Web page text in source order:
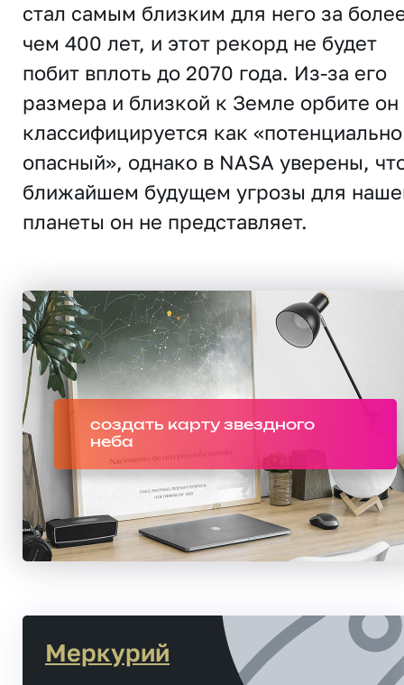
стал самым близким для него за
чем 400 лет, и этот рекорд не будет
побит вплоть до 2070 года. Из-за его
размера и близкой к Земле орбите он
классифицируется как «потенциально
опасный», однако в NASA уверены,
ближайшем будущем угрозы для
планеты он не представляет.
создать карту звездного
неба
Меркурий